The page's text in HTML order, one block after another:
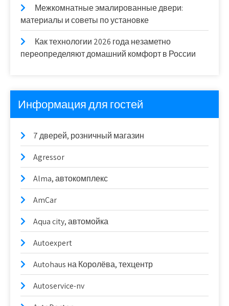
Межкомнатные эмалированные двери:
материалы и советы по установке
Как технологии 2026 года незаметно
переопределяют домашний комфорт в России
Информация для гостей
7 дверей, розничный магазин
Agressor
Alma, автокомплекс
AmCar
Aqua city, автомойка
Autoexpert
Autohaus на Королёва, техцентр
Autoservice-nv